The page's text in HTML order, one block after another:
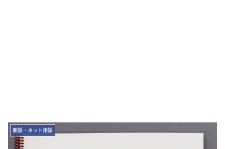
新語・ネット用語